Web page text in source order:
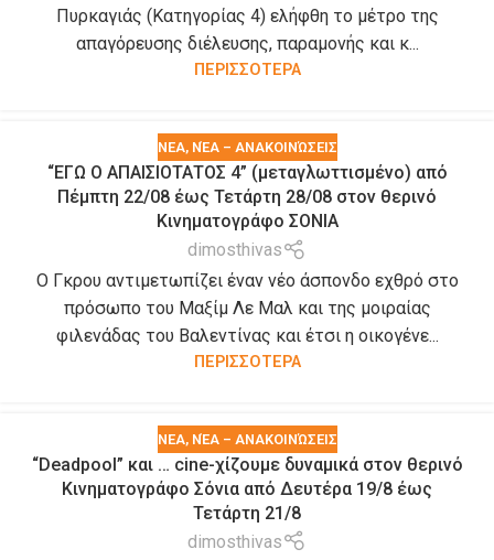
Πυρκαγιάς (Κατηγορίας 4) ελήφθη το μέτρο της
απαγόρευσης διέλευσης, παραμονής και κ...
ΠΕΡΙΣΣΟΤΕΡΑ
ΝΕΑ, ΝΈΑ – ΑΝΑΚΟΙΝΏΣΕΙΣ
“ΕΓΩ Ο ΑΠΑΙΣΙΟΤΑΤΟΣ 4” (μεταγλωττισμένο) από
Πέμπτη 22/08 έως Τετάρτη 28/08 στον θερινό
Κινηματογράφο ΣΟΝΙΑ
dimosthivas
Ο Γκρου αντιμετωπίζει έναν νέο άσπονδο εχθρό στο
πρόσωπο του Μαξίμ Λε Μαλ και της μοιραίας
φιλενάδας του Βαλεντίνας και έτσι η οικογένε...
ΠΕΡΙΣΣΟΤΕΡΑ
ΝΕΑ, ΝΈΑ – ΑΝΑΚΟΙΝΏΣΕΙΣ
“Deadpool” και … cine-χίζουμε δυναμικά στον θερινό
Κινηματογράφο Σόνια από Δευτέρα 19/8 έως
Τετάρτη 21/8
dimosthivas